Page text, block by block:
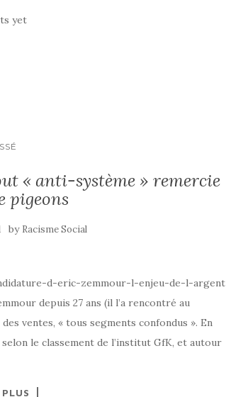
yet
« anti-système » remercie
pigeons
by Racisme Social
d-eric-zemmour-l-enjeu-de-l-argent
depuis 27 ans (il l’a rencontré au
ventes, « tous segments confondus ». En
le classement de l’institut GfK, et autour